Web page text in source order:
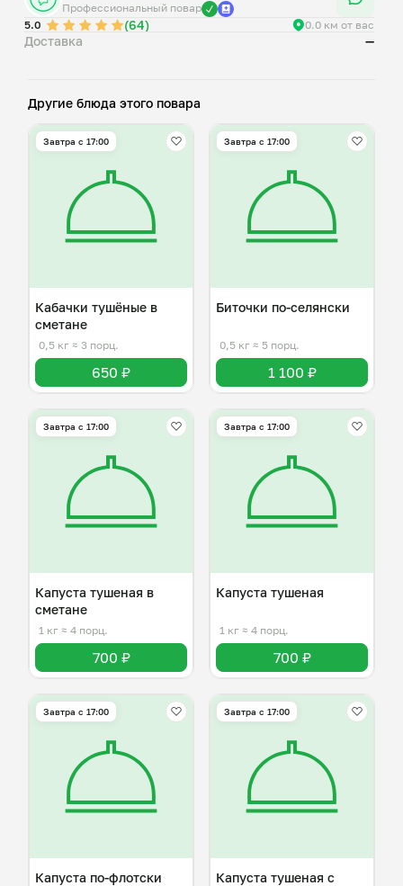
Профессиональный повар
5.0
(64) 0.0 км от вас
Доставка —
Другие блюда этого повара
Завтра c 17:00
Кабачки тушёные в
сметане
0,5 кг ≈ 3 порц.
650 ₽
Завтра c 17:00
Биточки по-селянски
0,5 кг ≈ 5 порц.
1 100 ₽
Завтра c 17:00
Капуста тушеная в
сметане
1 кг ≈ 4 порц.
700 ₽
Завтра c 17:00
Капуста тушеная
1 кг ≈ 4 порц.
700 ₽
Завтра c 17:00
Капуста по-флотски
Завтра c 17:00
Капуста тушеная с